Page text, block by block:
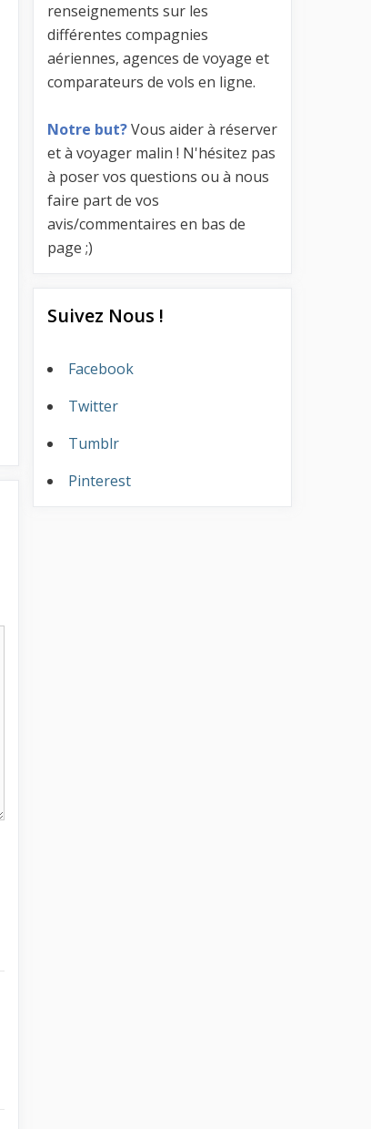
renseignements sur les
différentes compagnies
aériennes, agences de voyage et
comparateurs de vols en ligne.
Notre but?Vous aider à réserver
et à voyager malin ! N'hésitez pas
à poser vos questions ou à nous
faire part de vos
avis/commentaires en bas de
page ;)
Suivez Nous !
Facebook
Twitter
Tumblr
Pinterest